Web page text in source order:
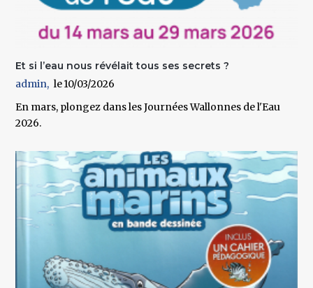
Et si l’eau nous révélait tous ses secrets ?
admin
10/03/2026
En mars, plongez dans les Journées Wallonnes de l'Eau
2026.